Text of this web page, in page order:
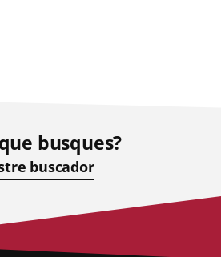
busques?
buscador